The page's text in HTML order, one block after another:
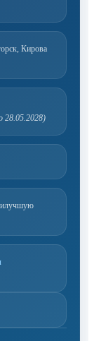
Кирова
28.05.2028)